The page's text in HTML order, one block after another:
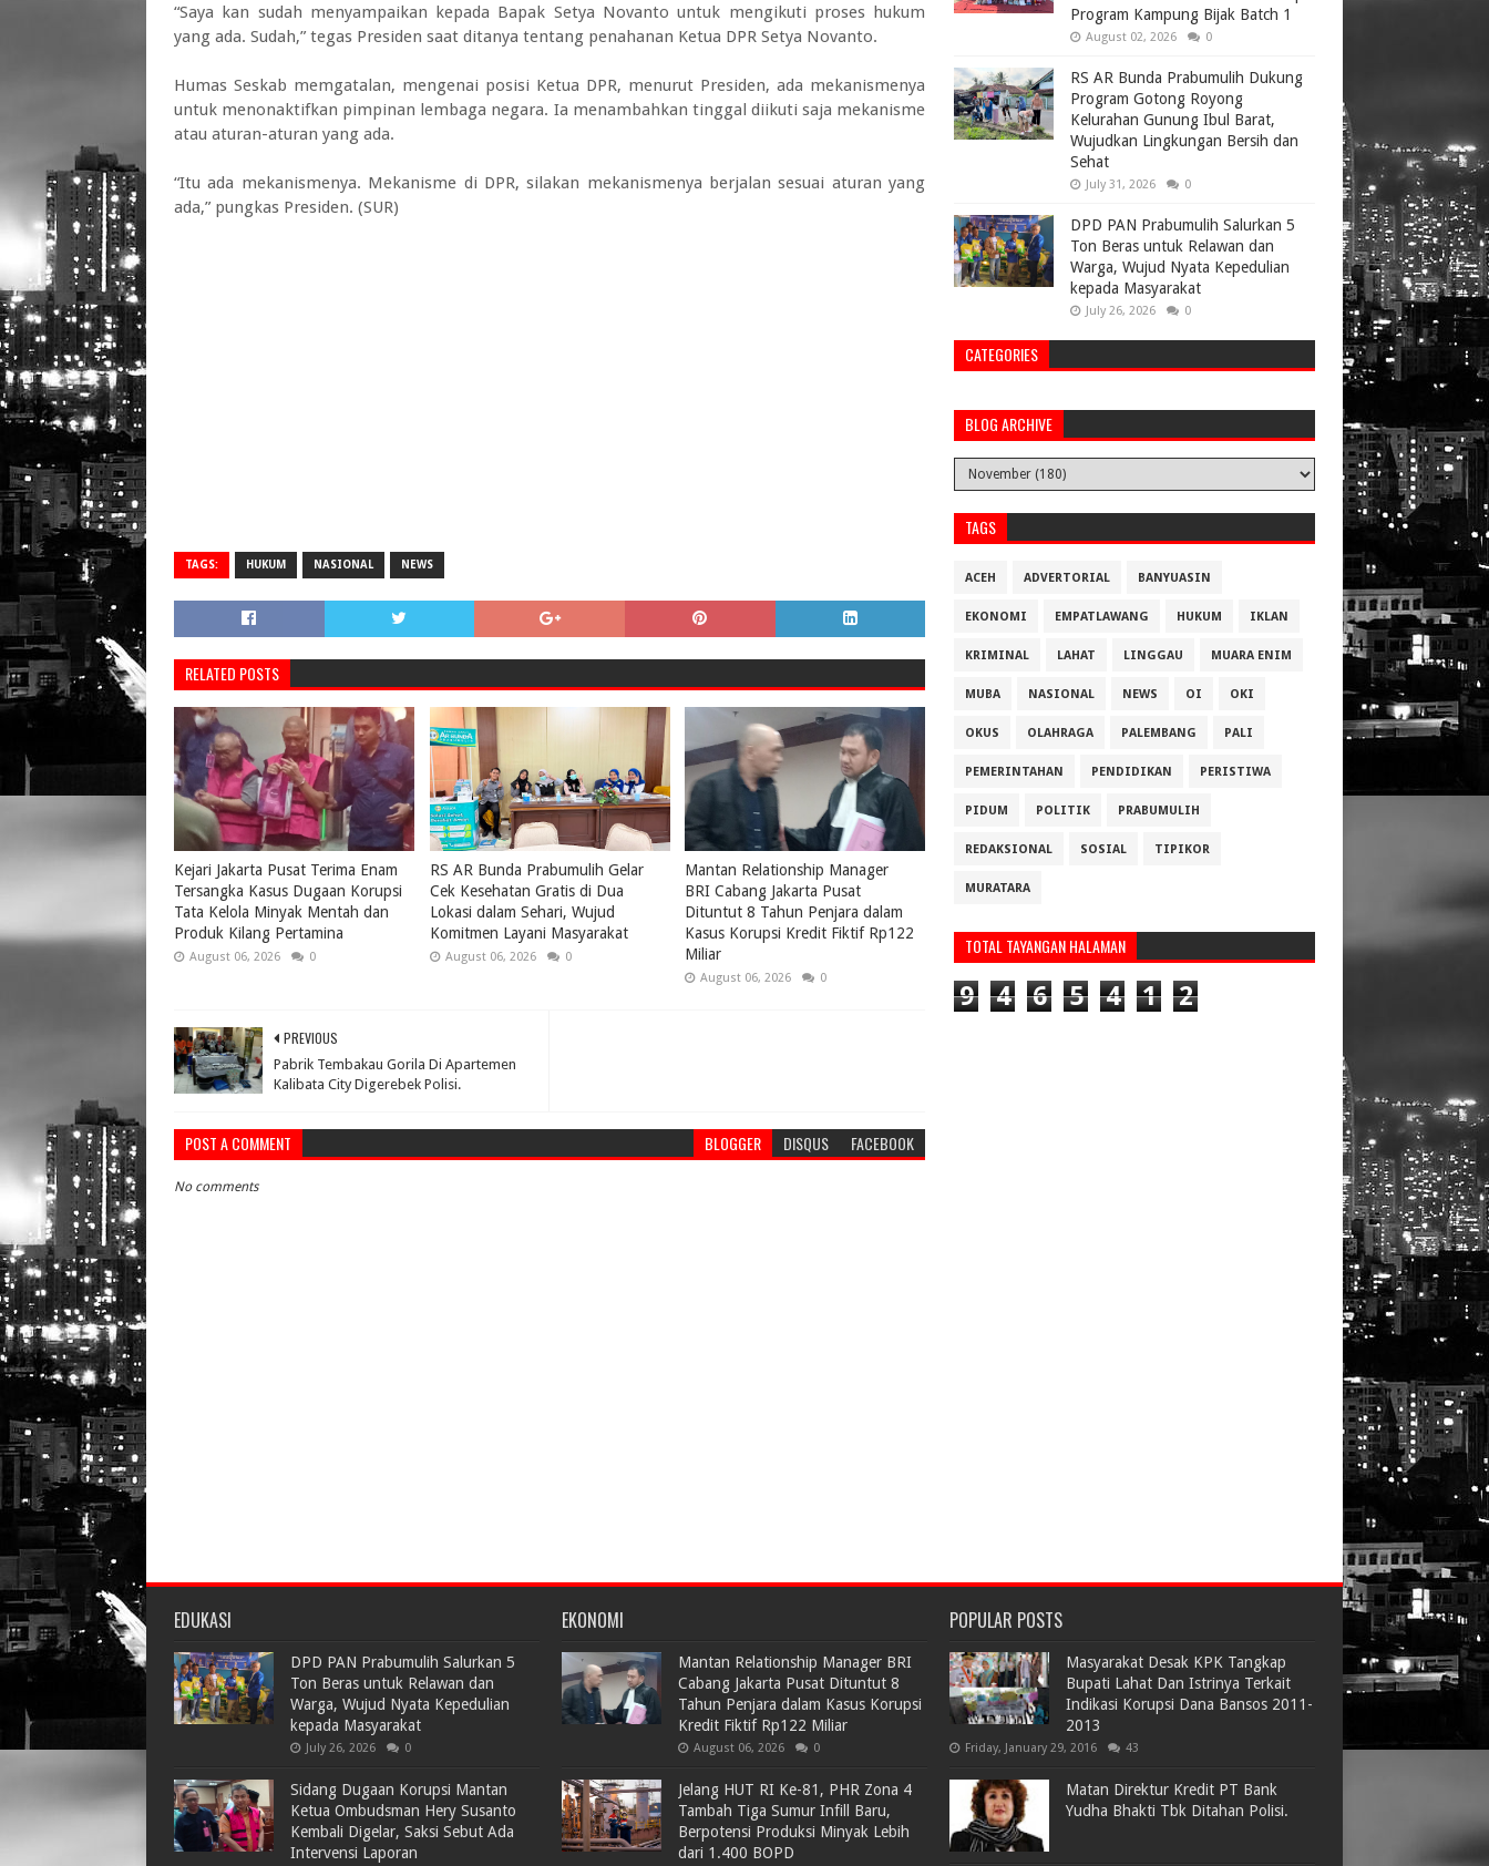
“Saya kan sudah menyampaikan kepada Bapak Setya Novanto untuk mengikuti proses hukum
yang ada. Sudah,” tegas Presiden saat ditanya tentang penahanan Ketua DPR Setya Novanto.
Humas Seskab memgatalan, mengenai posisi Ketua DPR, menurut Presiden, ada mekanismenya
untuk menonaktifkan pimpinan lembaga negara. Ia menambahkan tinggal diikuti saja mekanisme
atau aturan-aturan yang ada.
“Itu ada mekanismenya. Mekanisme di DPR, silakan mekanismenya berjalan sesuai aturan yang
ada,” pungkas Presiden. (SUR)
TAGS: HUKUM NASIONAL NEWS
RELATED POSTS
Kejari Jakarta Pusat Terima Enam
Tersangka Kasus Dugaan Korupsi
Tata Kelola Minyak Mentah dan
Produk Kilang Pertamina
August 06, 2026 0
RS AR Bunda Prabumulih Gelar
Cek Kesehatan Gratis di Dua
Lokasi dalam Sehari, Wujud
Komitmen Layani Masyarakat
August 06, 2026 0
Mantan Relationship Manager
BRI Cabang Jakarta Pusat
Dituntut 8 Tahun Penjara dalam
Kasus Korupsi Kredit Fiktif Rp122
Miliar
August 06, 2026 0
PREVIOUS
Pabrik Tembakau Gorila Di Apartemen
Kalibata City Digerebek Polisi.
POST A COMMENT BLOGGER DISQUS FACEBOOK
No comments
Program Kampung Bijak Batch 1
August 02, 2026 0
RS AR Bunda Prabumulih Dukung
Program Gotong Royong
Kelurahan Gunung Ibul Barat,
Wujudkan Lingkungan Bersih dan
Sehat
July 31, 2026 0
DPD PAN Prabumulih Salurkan 5
Ton Beras untuk Relawan dan
Warga, Wujud Nyata Kepedulian
kepada Masyarakat
July 26, 2026 0
CATEGORIES
BLOG ARCHIVE
TAGS
ACEH ADVERTORIAL BANYUASIN
EKONOMI EMPATLAWANG HUKUM IKLAN
KRIMINAL LAHAT LINGGAU MUARA ENIM
MUBA NASIONAL NEWS OI OKI
OKUS OLAHRAGA PALEMBANG PALI
PEMERINTAHAN PENDIDIKAN PERISTIWA
PIDUM POLITIK PRABUMULIH
REDAKSIONAL SOSIAL TIPIKOR
MURATARA
TOTAL TAYANGAN HALAMAN
9 4 6 5 4 1 2
EDUKASI
DPD PAN Prabumulih Salurkan 5
Ton Beras untuk Relawan dan
Warga, Wujud Nyata Kepedulian
kepada Masyarakat
July 26, 2026 0
Sidang Dugaan Korupsi Mantan
Ketua Ombudsman Hery Susanto
Kembali Digelar, Saksi Sebut Ada
Intervensi Laporan
EKONOMI
Mantan Relationship Manager BRI
Cabang Jakarta Pusat Dituntut 8
Tahun Penjara dalam Kasus Korupsi
Kredit Fiktif Rp122 Miliar
August 06, 2026 0
Jelang HUT RI Ke-81, PHR Zona 4
Tambah Tiga Sumur Infill Baru,
Berpotensi Produksi Minyak Lebih
dari 1.400 BOPD
POPULAR POSTS
Masyarakat Desak KPK Tangkap
Bupati Lahat Dan Istrinya Terkait
Indikasi Korupsi Dana Bansos 2011-
2013
Friday, January 29, 2016 43
Matan Direktur Kredit PT Bank
Yudha Bhakti Tbk Ditahan Polisi.